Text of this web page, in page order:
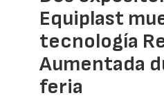
Equiplast
tecnología
Aumentada
feria